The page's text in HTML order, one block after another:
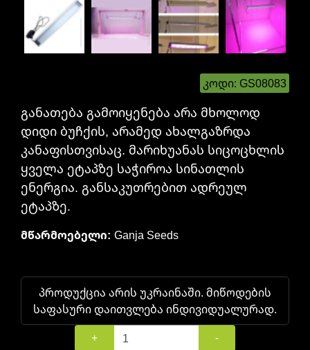
კოდი: GS08083
​განათება გამოიყენება არა მხოლოდ
დიდი ბუჩქის, არამედ ახალგაზრდა
კანაფისთვისაც. მარიხუანას სიცოცხლის
ყველა ეტაპზე საჭიროა სინათლის
ენერგია. განსაკუთრებით ადრეულ
ეტაპზე.
მწარმოებელი: Ganja Seeds
პროდუქცია არის უკრაინაში. მიწოდების
საფასური დაითვლება ინდივიდუალურად.
+
-